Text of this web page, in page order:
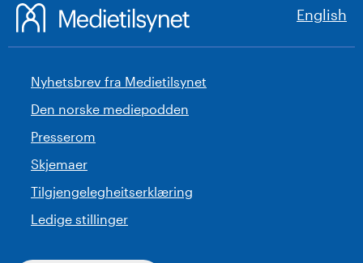
English
Nyhetsbrev fra Medietilsynet
Den norske mediepodden
Presserom
Skjemaer
Tilgjengelegheitserklæring
Ledige stillinger